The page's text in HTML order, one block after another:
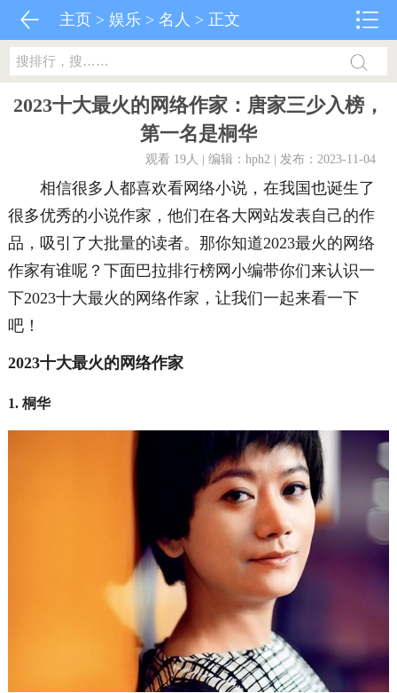
主页 >娱乐 >名人 > 正文
2023十大最火的网络作家：唐家三少入榜，
第一名是桐华
观看 19人 | 编辑：hph2 | 发布：2023-11-04
相信很多人都喜欢看网络小说，在我国也诞生了
很多优秀的小说作家，他们在各大网站发表自己的作
品，吸引了大批量的读者。那你知道2023最火的网络
作家有谁呢？下面巴拉排行榜网小编带你们来认识一
下2023十大最火的网络作家，让我们一起来看一下
吧！
2023十大最火的网络作家
1. 桐华